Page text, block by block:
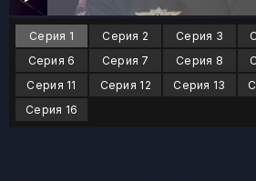
Серия 1 Серия 2 Серия 3
Серия 6
Серия 7 Серия 8
Серия 11
Серия 12 Серия 13
Серия 16